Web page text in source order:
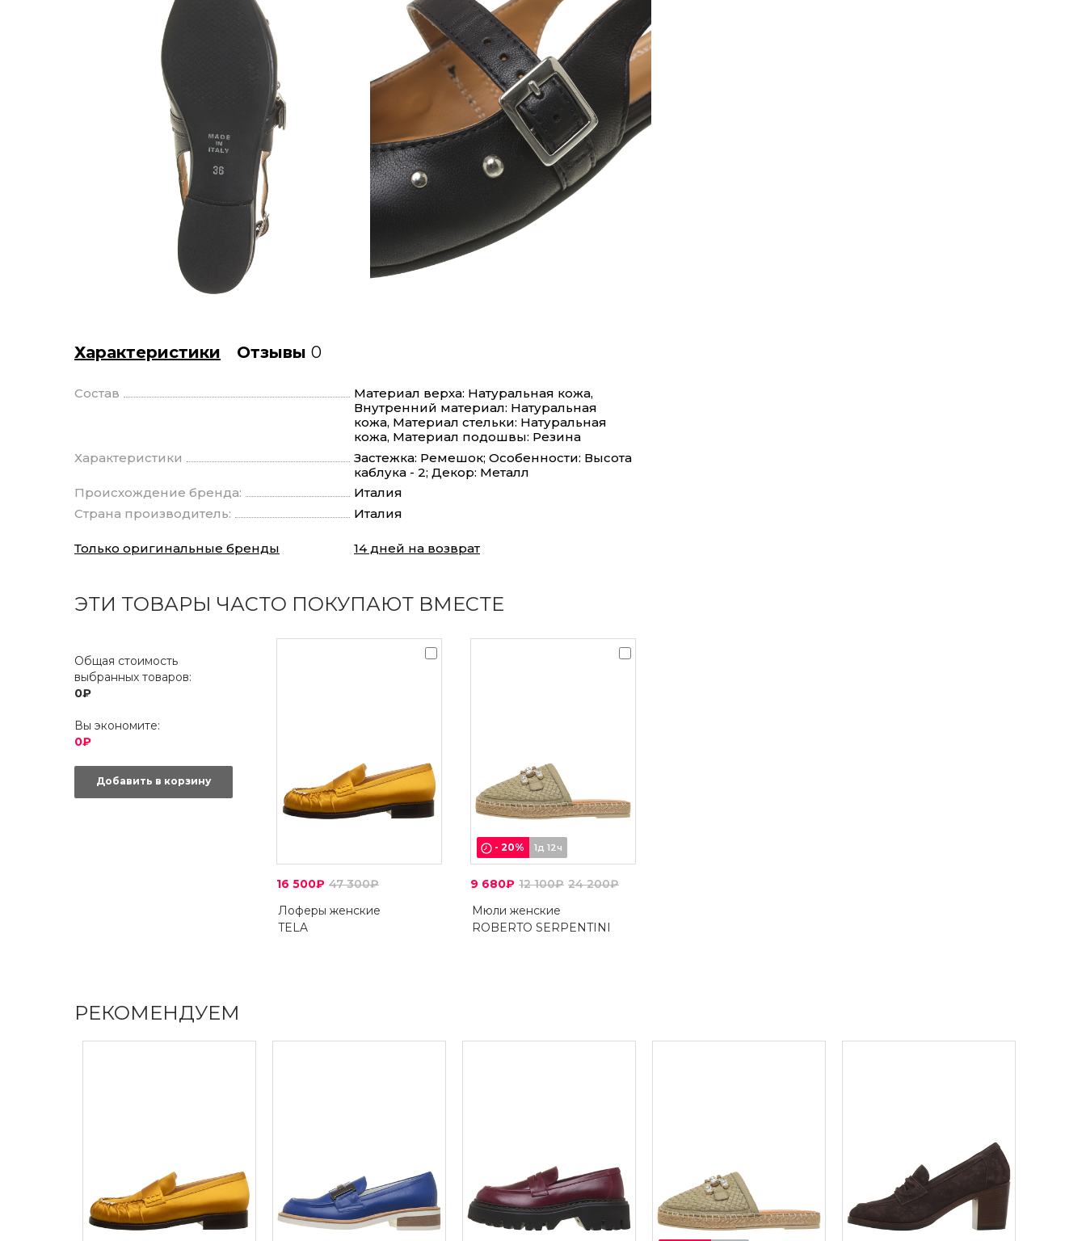
Характеристики Отзывы 0
Состав
Материал верха: Натуральная кожа,
Внутренний материал: Натуральная
кожа, Материал стельки: Натуральная
кожа, Материал подошвы: Резина
Характеристики
Застежка: Ремешок; Особенности: Высота
каблука - 2; Декор: Металл
Происхождение бренда:
Италия
Страна производитель:
Италия
Только оригинальные бренды 14 дней на возврат
ЭТИ ТОВАРЫ ЧАСТО ПОКУПАЮТ ВМЕСТЕ
Общая стоимость
выбранных товаров:
0₽
Вы экономите:
0₽
Добавить в корзину
16 500₽ 47 300₽
Лоферы женские
TELA
- 20% 1д 12ч
9 680₽ 12 100₽ 24 200₽
Мюли женские
ROBERTO SERPENTINI
РЕКОМЕНДУЕМ